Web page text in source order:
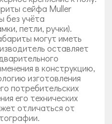
сейфа Muller
без учёта
петли, ручки).
могут иметь
оставляет
в конструкцию,
изготовления
потребительских
его технических
отличаться от